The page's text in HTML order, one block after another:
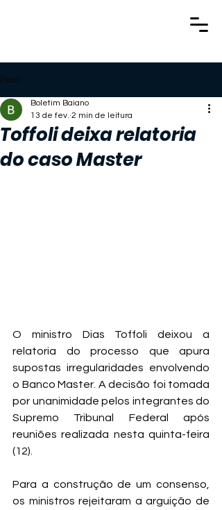
Post
Toffoli deixa relatoria
do caso Master
Boletim Baiano
13 de fev. 2 min de leitura
O ministro Dias Toffoli deixou a
relatoria do processo que apura
supostas irregularidades envolvendo
o Banco Master. A decisão foi tomada
por unanimidade pelos integrantes do
Supremo Tribunal Federal após
reuniões realizada nesta quinta-feira
(12).
Para a construção de um consenso,
os ministros rejeitaram a arguição de